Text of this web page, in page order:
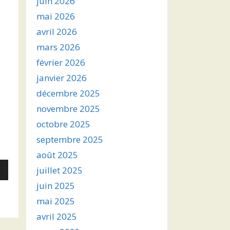
mai 2026
avril 2026
mars 2026
février 2026
janvier 2026
décembre 2025
novembre 2025
octobre 2025
septembre 2025
août 2025
juillet 2025
juin 2025
mai 2025
avril 2025